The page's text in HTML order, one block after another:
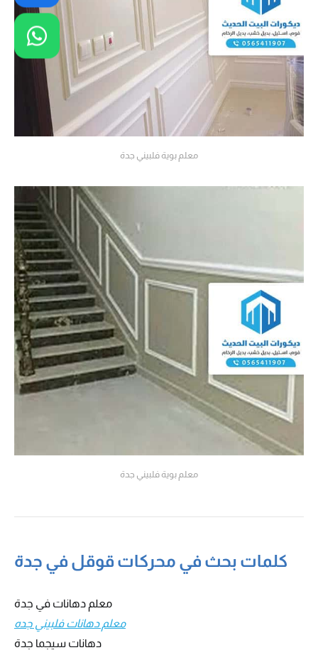
معلم بوية فلبيني جدة
معلم بوية فلبيني جدة
كلمات بحث في محركات قوقل في جدة
معلم دهانات في جدة
معلم دهانات فلبيني جده
دهانات سيجما جدة